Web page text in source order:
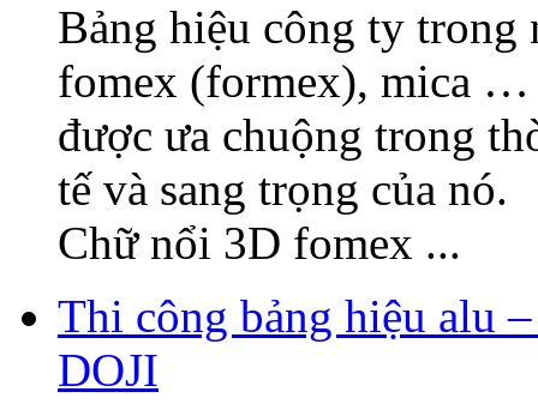
Bảng hiệu công ty
fomex (formex), mica …
được ưa chuộng trong
tế và sang trọng của
Chữ nổi 3D fomex ...
Thi công bảng hiệu alu
DOJI